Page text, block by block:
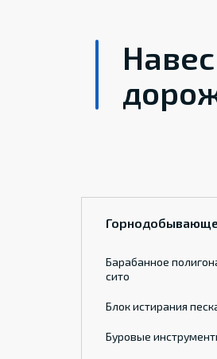
Барабанное
сито
Блок истирания
Буровые